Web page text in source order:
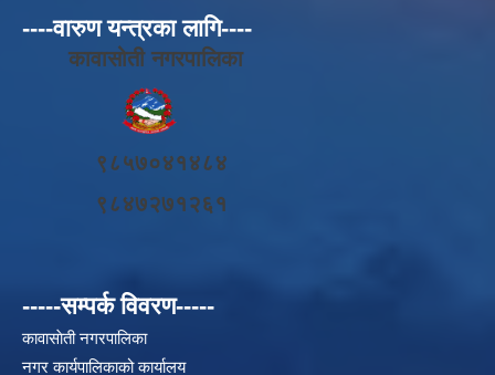
----वारुण यन्त्रका लागि----
कावासोती नगरपालिका
९८५७०४१४८४
९८४७२७१२६१
-----सम्पर्क विवरण-----
कावासाेती नगरपालिका
नगर कार्यपालिकाको कार्यालय